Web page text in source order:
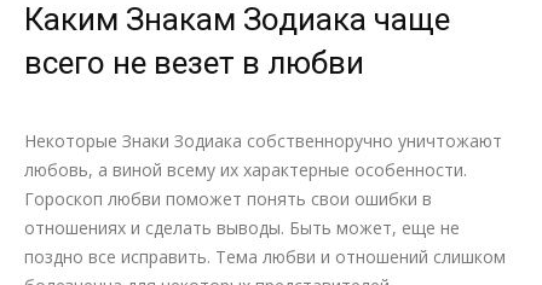
Каким Знакам Зодиака чаще
всего не везет в любви
Некоторые Знаки Зодиака собственноручно уничтожают
любовь, а виной всему их характерные особенности.
Гороскоп любви поможет понять свои ошибки в
отношениях и сделать выводы. Быть может, еще не
поздно все исправить. Тема любви и отношений слишком